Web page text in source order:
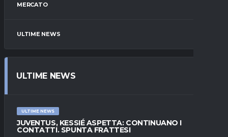
MERCATO
ULTIME NEWS
ULTIME NEWS
ULTIME NEWS
JUVENTUS, KESSIÉ ASPETTA: CONTINUANO I
CONTATTI. SPUNTA FRATTESI